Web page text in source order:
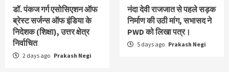
डॉ. पंकज गर्ग एसोसिएशन ऑफ
ब्रेस्ट सर्जन्स ऑफ इंडिया के
निदेशक (शिक्षा), उत्तर क्षेत्र
निर्वाचित
2 days ago Prakash Negi
नंदा देवी राजजात से पहले सड़क
निर्माण की उठी मांग, सभासद ने
PWD को लिखा पत्र।
5 days ago Prakash Negi